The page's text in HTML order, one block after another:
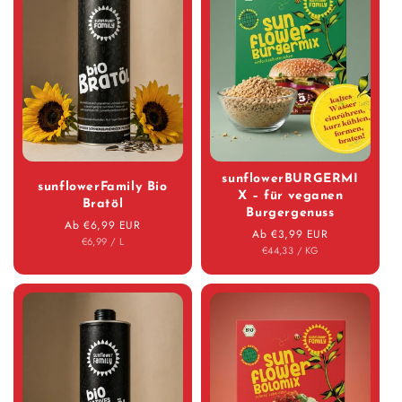
sunflower­Family Bio
Bratöl
Normaler Preis
Ab €6,99 EUR
STÜCK
€6,99 / PRO
L
sunflowerBURGERMI
X – für veganen
Burgergenuss
Normaler Preis
Ab €3,99 EUR
STÜCK
€44,33 / PRO
KG